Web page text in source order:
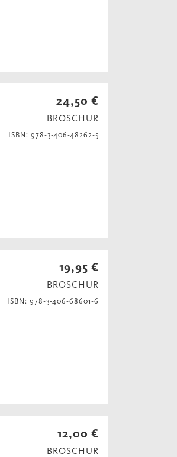
24,50 €
BROSCHUR
ISBN: 978-3-406-48262-5
19,95 €
BROSCHUR
ISBN: 978-3-406-68601-6
12,00 €
BROSCHUR